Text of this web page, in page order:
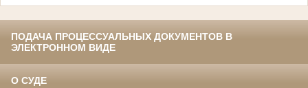
ПОДАЧА ПРОЦЕССУАЛЬНЫХ ДОКУМЕНТОВ В
ЭЛЕКТРОННОМ ВИДЕ
О СУДЕ